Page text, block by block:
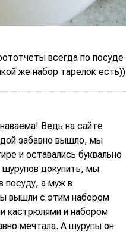
всегда по посуде
же набор тарелок есть))
Ведь на сайте
забавно вышло, мы
и оставались буквально
докупить, мы
посуду, а муж в
вышли с этим набором
кастрюлями и набором
мечтала. А шурупы он